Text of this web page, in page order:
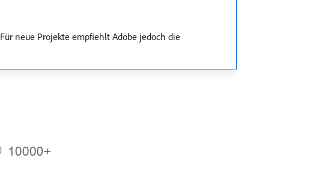
neue Projekte empfiehlt Adobe jedoch die